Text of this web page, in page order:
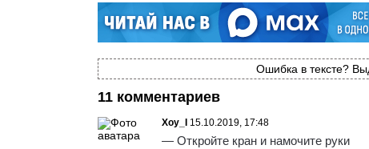
Ошибка в тексте?
11 комментариев
Xoy_I 15.10.2019, 17:48
— Откройте кран и намочите руки